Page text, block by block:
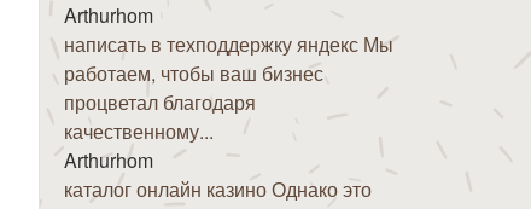
Arthurhom
написать в техподдержку яндекс Мы
работаем, чтобы ваш бизнес
процветал благодаря
качественному...
Arthurhom
каталог онлайн казино Однако это